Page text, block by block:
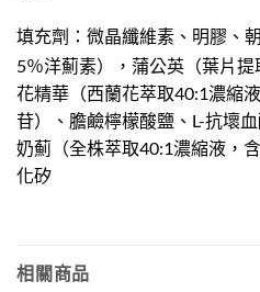
填充劑：微晶纖維素、明膠、
5％洋薊素），蒲公英（葉片提
花精華（西蘭花萃取40:1濃縮
苷）、膽鹼檸檬酸鹽、L-抗壞
奶薊（全株萃取40:1濃縮液，
化矽
相關商品